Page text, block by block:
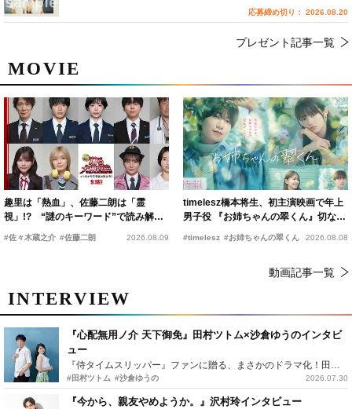
MOVIE
趣里は「熱血」、佐藤二朗は「霊
視」!? “謎のキーワード”で読み解く
『踊る大捜査線 N.E.W.』新メンバー
#佐々木蔵之介 #佐藤二朗 2026.08.09
timelesz橋本将生、初主演映画で年上
男子役 『お姉ちゃんの翠くん』切ない
恋の幕開けを予感
#timelesz #お姉ちゃんの翠くん 2026.08.08
動画記事一覧
INTERVIEW
『心配無用ノ介 天下御免』田村ツトム×沙倉ゆうのインタビ
ュー
『侍タイムスリッパー』ファンに贈る、まさかのドラマ化！田村ツトム×沙倉ゆうのが語る『心配無用ノ介』撮影秘話
#田村ツトム #沙倉ゆうの 2026.07.30
『今から、親友やめようか。』沢村玲インタビュー
応募締め切り： 2026.08.20
プレゼント記事一覧